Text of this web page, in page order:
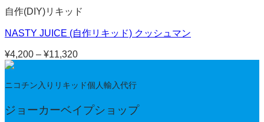
¥2,980
¥8,060
自作(DIY)リキッド
NASTY JUICE (自作リキッド) クッシュマン
¥4,200 – ¥11,320価
¥4,200
¥11,320
ニコチン入りリキッド個人輸入代行
ジョーカーベイプショップ